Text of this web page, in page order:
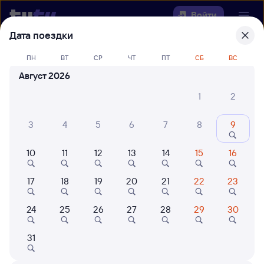
Войти
Выберите день, чтобы найтиж/д
билеты Чапчачи — Артезиан
Куда
Когда
Кто едет
Найти поезда
Дата поездки
ПН ВТ СР ЧТ ПТ СБ ВС
Август 2026
1
2
3 4 5 6 7 8 9
10 11 12 13 14 15 16
17 18 19 20 21 22 23
24 25 26 27 28 29 30
31